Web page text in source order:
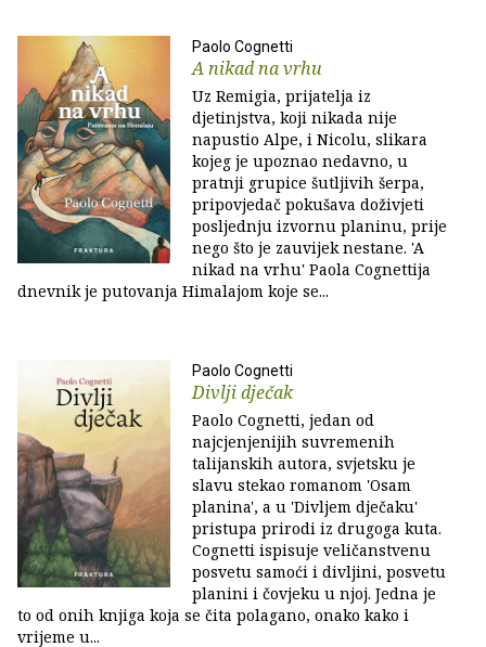
Paolo Cognetti
A nikad na vrhu
Uz Remigia, prijatelja iz
djetinjstva, koji nikada nije
napustio Alpe, i Nicolu, slikara
kojeg je upoznao nedavno, u
pratnji grupice šutljivih šerpa,
pripovjedač pokušava doživjeti
posljednju izvornu planinu, prije
nego što je zauvijek nestane. 'A
nikad na vrhu' Paola Cognettija
dnevnik je putovanja Himalajom koje se...
Paolo Cognetti
Divlji dječak
Paolo Cognetti, jedan od
najcjenjenijih suvremenih
talijanskih autora, svjetsku je
slavu stekao romanom 'Osam
planina', a u 'Divljem dječaku'
pristupa prirodi iz drugoga kuta.
Cognetti ispisuje veličanstvenu
posvetu samoći i divljini, posvetu
planini i čovjeku u njoj. Jedna je
to od onih knjiga koja se čita polagano, onako kako i
vrijeme u...